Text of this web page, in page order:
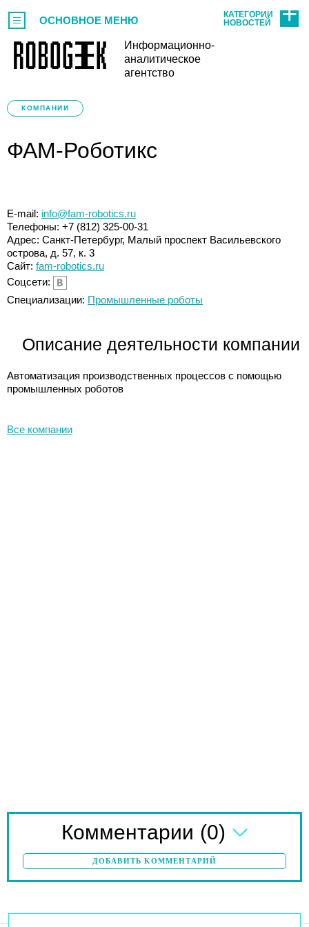
Информационно-
аналитическое
агентство
ОСНОВНОЕ МЕНЮ
КАТЕГОРИИ
НОВОСТЕЙ
КОМПАНИИ
ФАМ-Роботикс
E-mail: info@fam-robotics.ru
Телефоны: +7 (812) 325-00-31
Адрес: Санкт-Петербург, Малый проспект Васильевского
острова, д. 57, к. 3
Сайт: fam-robotics.ru
Соцсети:
Специализации: Промышленные роботы
Описание деятельности компании
Автоматизация производственных процессов с помощью
промышленных роботов
Все компании
Комментарии (0)
ДОБАВИТЬ КОММЕНТАРИЙ